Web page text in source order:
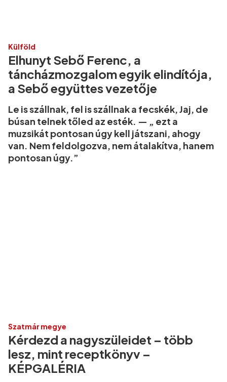
Külföld
Elhunyt Sebő Ferenc, a
táncházmozgalom egyik elindítója,
a Sebő együttes vezetője
Le is szállnak, fel is szállnak a fecskék, Jaj, de
búsan telnek tőled az esték. — „ ezt a
muzsikát pontosan úgy kell játszani, ahogy
van. Nem feldolgozva, nem átalakítva, hanem
pontosan úgy.”
Szatmár megye
Kérdezd a nagyszüleidet – több
lesz, mint receptkönyv –
KÉPGALÉRIA